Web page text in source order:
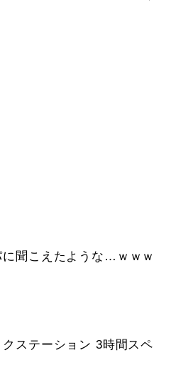
聞こえたような…ｗｗｗ
ステーション 3時間スペ